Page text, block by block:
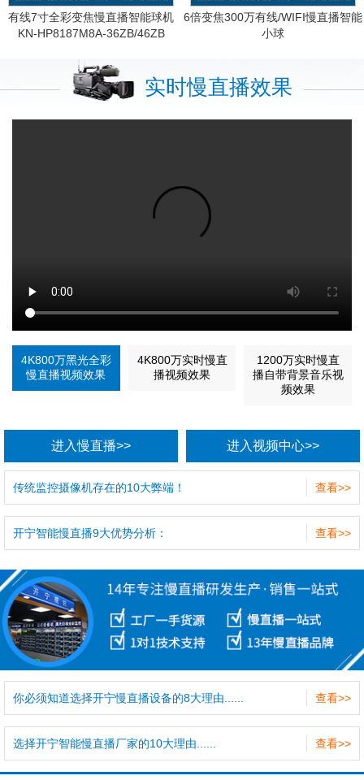
有线7寸全彩变焦慢直播智能球机
KN-HP8187M8A-36ZB/46ZB
6倍变焦300万有线/WIFI慢直播智能
小球
实时慢直播效果
4K800万黑光全彩
慢直播视频效果
4K800万实时慢直
播视频效果
1200万实时慢直
播自带背景音乐视
频效果
进入慢直播>> 进入视频中心>>
查看>>
传统监控摄像机存在的10大弊端！
查看>>
开宁智能慢直播9大优势分析：
查看>>
你必须知道选择开宁慢直播设备的8大理由......
查看>>
选择开宁智能慢直播厂家的10大理由......